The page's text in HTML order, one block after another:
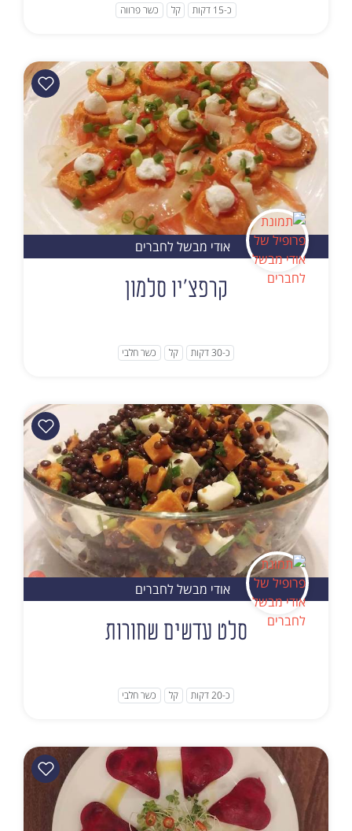
כ-15 דקות קל כשר פרווה
אודי מבשל לחברים
קרפצ'יו סלמון
כ-30 דקות קל כשר חלבי
אודי מבשל לחברים
סלט עדשים שחורות
כ-20 דקות קל כשר חלבי